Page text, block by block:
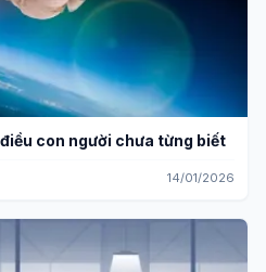
con người chưa từng biết
14/01/2026